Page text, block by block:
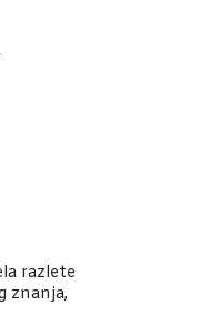
razlete
znanja,